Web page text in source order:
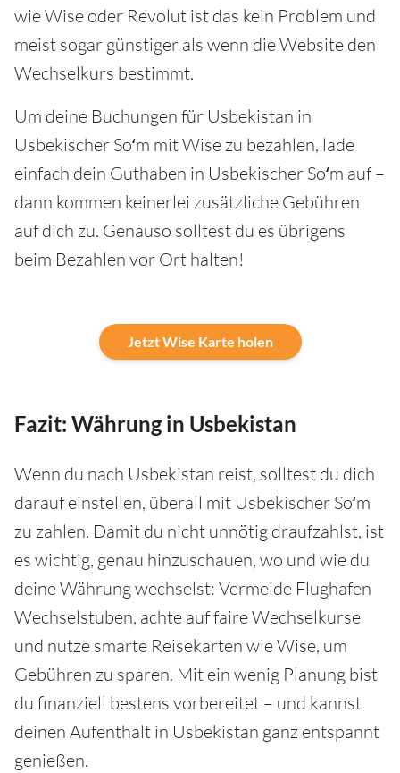
wie Wise oder Revolut ist das kein Problem und
meist sogar günstiger als wenn die Website den
Wechselkurs bestimmt.
Um deine Buchungen für Usbekistan in
Usbekischer Soʻm mit Wise zu bezahlen, lade
einfach dein Guthaben in Usbekischer Soʻm auf –
dann kommen keinerlei zusätzliche Gebühren
auf dich zu. Genauso solltest du es übrigens
beim Bezahlen vor Ort halten!
Jetzt Wise Karte holen
Fazit: Währung in Usbekistan
Wenn du nach Usbekistan reist, solltest du dich
darauf einstellen, überall mit Usbekischer Soʻm
zu zahlen. Damit du nicht unnötig draufzahlst, ist
es wichtig, genau hinzuschauen, wo und wie du
deine Währung wechselst: Vermeide Flughafen
Wechselstuben, achte auf faire Wechselkurse
und nutze smarte Reisekarten wie Wise, um
Gebühren zu sparen. Mit ein wenig Planung bist
du finanziell bestens vorbereitet – und kannst
deinen Aufenthalt in Usbekistan ganz entspannt
genießen.